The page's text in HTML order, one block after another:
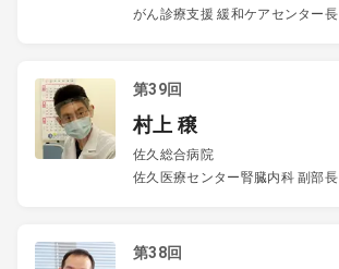
がん診療支援 緩和ケアセンター長
第39回
村上 穣
佐久総合病院
佐久医療センター腎臓内科 副部長
第38回